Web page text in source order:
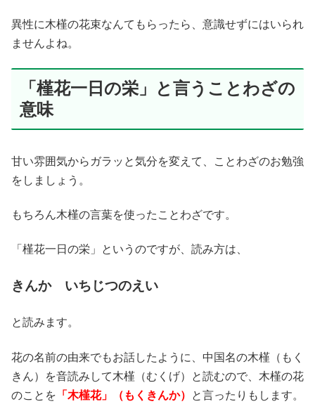
異性に木槿の花束なんてもらったら、意識せずにはいられ
ませんよね。
「槿花一日の栄」と言うことわざの
意味
甘い雰囲気からガラッと気分を変えて、ことわざのお勉強
をしましょう。
もちろん木槿の言葉を使ったことわざです。
「槿花一日の栄」というのですが、読み方は、
きんか いちじつのえい
と読みます。
花の名前の由来でもお話したように、中国名の木槿（もく
きん）を音読みして木槿（むくげ）と読むので、木槿の花
のことを 「木槿花」（もくきんか） と言ったりもします。